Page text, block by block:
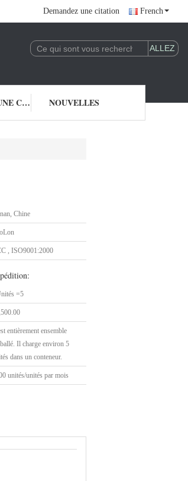
Demandez une citation French
DEMANDEZ UNE CITATION NOUVELLES
Chine
, ISO9001:2000
=5
entièrement ensemble
Il charge environ 5
dans un conteneur.
unités/unités par mois